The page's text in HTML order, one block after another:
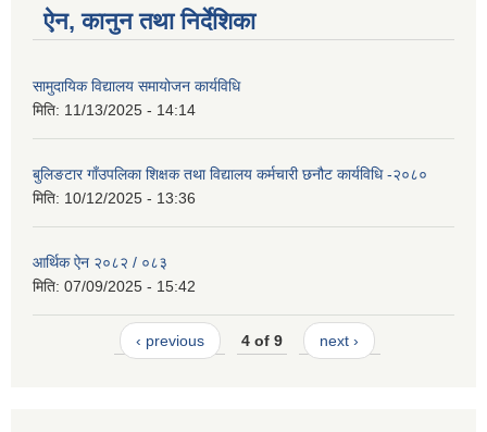
ऐन, कानुन तथा निर्देशिका
सामुदायिक विद्यालय समायोजन कार्यविधि
मिति: 11/13/2025 - 14:14
बुलिङटार गाँउपलिका शिक्षक तथा विद्यालय कर्मचारी छनौट कार्यविधि -२०८०
मिति: 10/12/2025 - 13:36
आर्थिक ऐन २०८२ / ०८३
मिति: 07/09/2025 - 15:42
‹ previous 4 of 9 next ›